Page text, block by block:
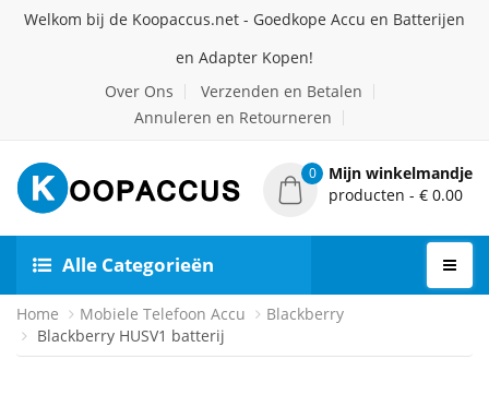
Welkom bij de Koopaccus.net - Goedkope Accu en Batterijen
en Adapter Kopen!
Over Ons
Verzenden en Betalen
Annuleren en Retourneren
0
Mijn winkelmandje
producten - € 0.00
Alle Categorieën
Home Mobiele Telefoon Accu
Blackberry
Blackberry HUSV1 batterij